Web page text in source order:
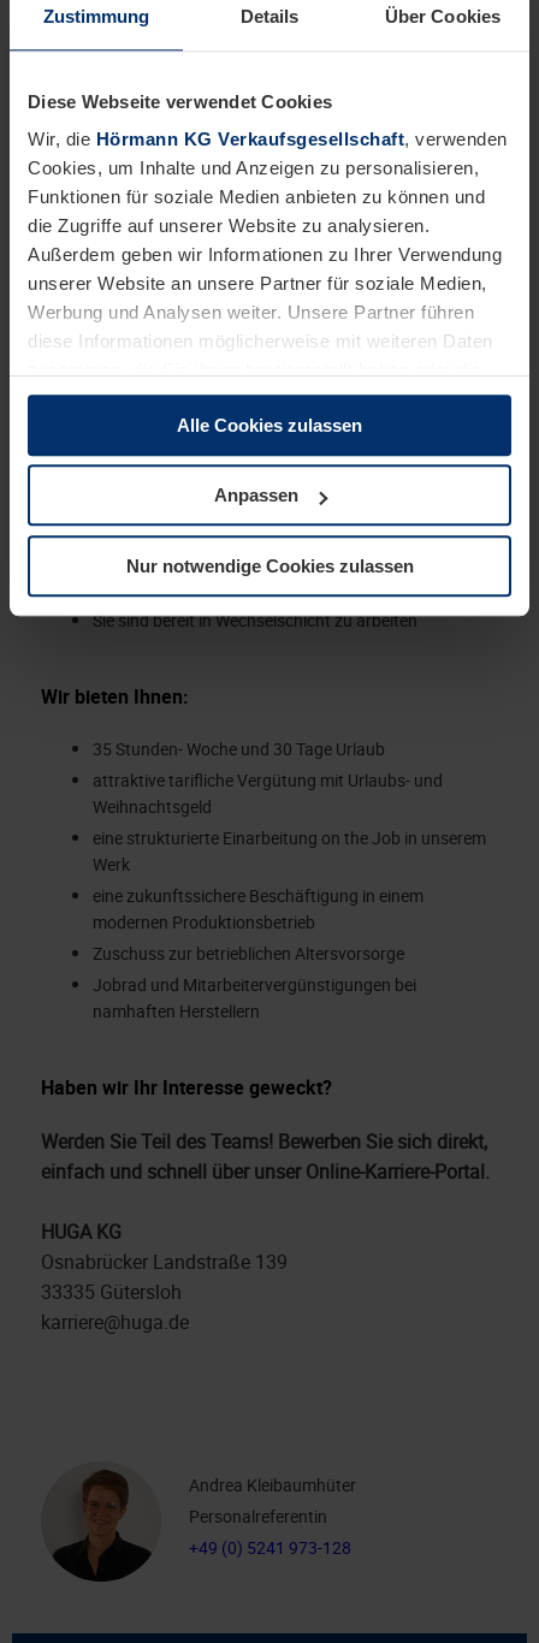
Zustimmung Details Über Cookies
Diese Webseite verwendet Cookies
Wir, die Hörmann KG Verkaufsgesellschaft, verwenden
Cookies, um Inhalte und Anzeigen zu personalisieren,
Funktionen für soziale Medien anbieten zu können und
die Zugriffe auf unserer Website zu analysieren.
Außerdem geben wir Informationen zu Ihrer Verwendung
unserer Website an unsere Partner für soziale Medien,
Werbung und Analysen weiter. Unsere Partner führen
diese Informationen möglicherweise mit weiteren Daten
sie im Rahmen Ihrer Nutzung der Dienste gesammelt
Rechtlich können wir Cookies auf Ihrem Gerät speichern,
wenn diese für den Betrieb dieser Seite unbedingt
wir Ihre Erlaubnis. Ihre Einwilligung können Sie jederzeit
in der Cookie-Erläuterung auf der Seite
Datenschutzerklärung unserer Website ändern oder
widerrufen.
Alle Cookies zulassen
Anpassen
Nur notwendige Cookies zulassen
zur Sicherstellung der Qualität und Reduzierung des
Maschinen und Anlagen
Unterstützung bei der Wartung und bei Störungen an
den Maschinen und Produktionsanlagen
Das bringen Sie mit:
abgeschlossene Berufsausbildung als Tischler:in oder
Holzmechaniker:in oder Maschinenführer:in oder
vergleichbare technische Ausbildung
verschiedenen Produktionsbereichen der
holzverarbeitenden Industrie insbesondere in der
Bearbeitungszentren
gutes technisches Verständnis und hohes
Qualitätsbewusstsein
Verantwortungsbewusstsein und selbstständiges
Arbeiten
Sie sind bereit in Wechselschicht zu arbeiten
Wir bieten Ihnen:
35 Stunden- Woche und 30 Tage Urlaub
attraktive tarifliche Vergütung mit Urlaubs- und
Weihnachtsgeld
eine strukturierte Einarbeitung on the Job in unserem
Werk
eine zukunftssichere Beschäftigung in einem
modernen Produktionsbetrieb
Zuschuss zur betrieblichen Altersvorsorge
Jobrad und Mitarbeitervergünstigungen bei
namhaften Herstellern
Haben wir Ihr Interesse geweckt?
Werden Sie Teil des Teams! Bewerben Sie sich direkt,
einfach und schnell über unser Online-Karriere-Portal.
HUGA KG
Osnabrücker Landstraße 139
33335 Gütersloh
karriere@huga.de
Andrea Kleibaumhüter
Personalreferentin
+49 (0) 5241 973-128